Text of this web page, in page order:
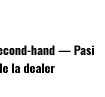
hand — Pasi
la dealer